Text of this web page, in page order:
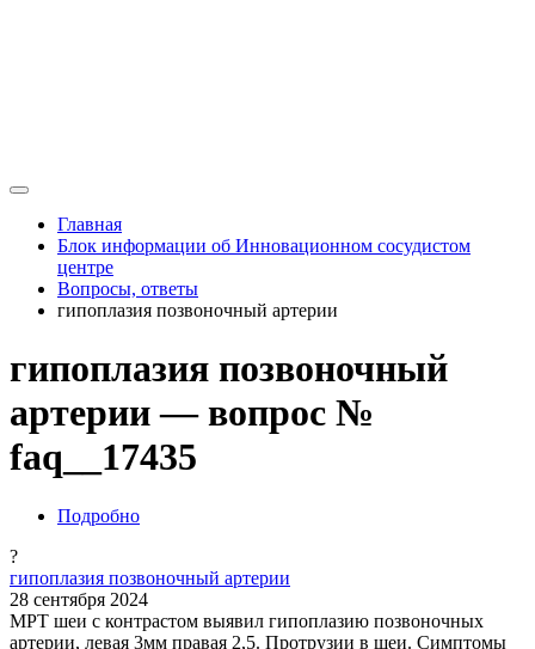
Главная
Блок информации об Инновационном сосудистом
центре
Вопросы, ответы
гипоплазия позвоночный артерии
гипоплазия позвоночный
артерии — вопрос №
faq__17435
Подробно
?
гипоплазия позвоночный артерии
28 сентября 2024
МРТ шеи с контрастом выявил гипоплазию позвоночных
артерии, левая 3мм правая 2,5. Протрузии в шеи. Симптомы